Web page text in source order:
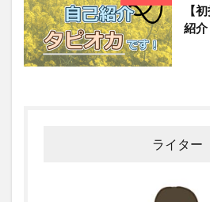
【
紹介
ライター